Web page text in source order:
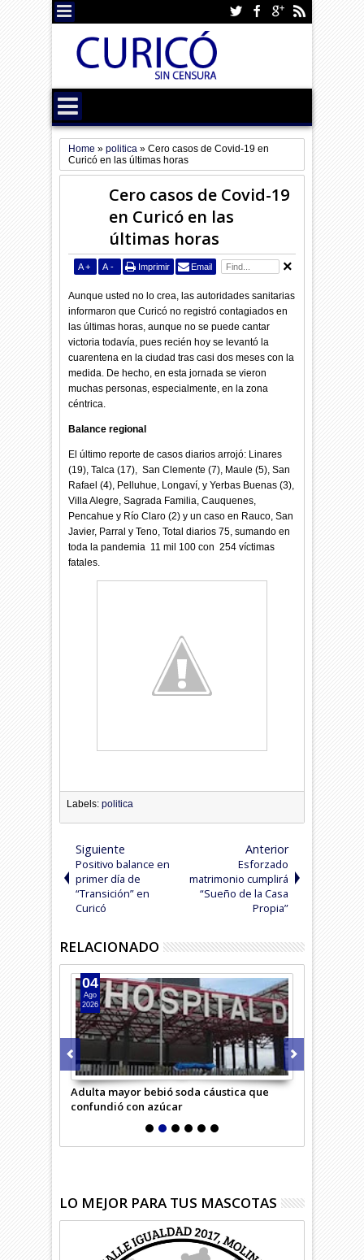
Home »politica »Cero casos de Covid-19 en
Curicó en las últimas horas
Cero casos de Covid-19
en Curicó en las
últimas horas
A + A - Imprimir Email
Aunque usted no lo crea, las autoridades sanitarias
informaron que Curicó no registró contagiados en
las últimas horas, aunque no se puede cantar
victoria todavía, pues recién hoy se levantó la
cuarentena en la ciudad tras casi dos meses con la
medida. De hecho, en esta jornada se vieron
muchas personas, especialmente, en la zona
céntrica.
Balance regional
El último reporte de casos diarios arrojó: Linares
(19), Talca (17), San Clemente (7), Maule (5), San
Rafael (4), Pelluhue, Longaví, y Yerbas Buenas (3),
Villa Alegre, Sagrada Familia, Cauquenes,
Pencahue y Río Claro (2) y un caso en Rauco, San
Javier, Parral y Teno, Total diarios 75, sumando en
toda la pandemia 11 mil 100 con 254 víctimas
fatales.
Labels:politica
Siguiente
Positivo balance en
primer día de
“Transición” en
Curicó
Anterior
Esforzado
matrimonio cumplirá
“Sueño de la Casa
Propia”
RELACIONADO
Adulta mayor bebió soda cáustica que
confundió con azúcar
04
Ago
2026
LO MEJOR PARA TUS MASCOTAS